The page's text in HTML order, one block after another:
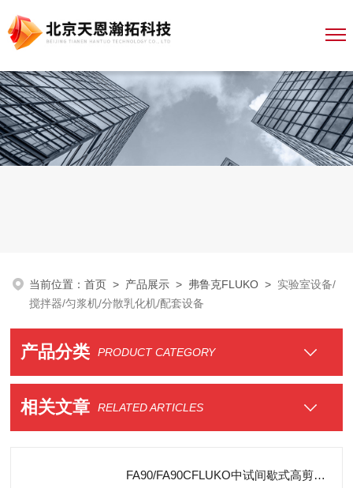
当前位置：首页 > 产品展示 > 弗鲁克FLUKO > 实验室设备/
搅拌器/匀浆机/分散乳化机/配套设备
产品分类 PRODUCT CATEGORY
相关文章 RELATED ARTICLES
FA90/FA90CFLUKO中试间歇式高剪切分散乳化系列